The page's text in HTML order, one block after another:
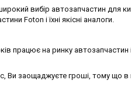
вибір автозапчастин для
Foton і їхні якісні аналоги.
працює на ринку
Ви заощаджуєте гроші, тому що в